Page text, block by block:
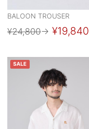
BALOON TROUSER
¥24,800→ ¥19,840
SALE